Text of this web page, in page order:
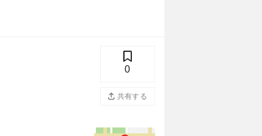
0
共有する